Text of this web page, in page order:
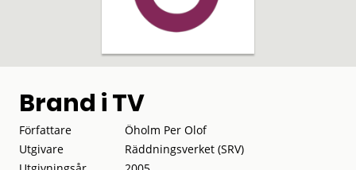
Brand i TV
Författare
Öholm Per Olof
Utgivare
Räddningsverket (SRV)